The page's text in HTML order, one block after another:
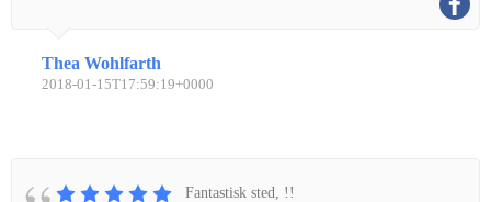
Thea Wohlfarth
2018-01-15T17:59:19+0000
Fantastisk sted, !!